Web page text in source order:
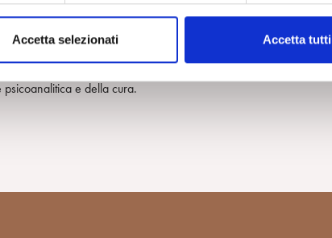
Accetta selezionati Accetta tutti
pensato anche per giovani analisti e
ci siamo lasciati alle spalle. Un programma ricco
è facile smarrirsi. Anche per questo
e dolori del conoscere e del generare,
e della cura.